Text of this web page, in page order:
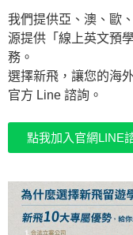
我們提供亞、澳、歐
源提供「線上英文預
務。
選擇新飛，讓您的海
官方 Line 諮詢。
點我加入官網LINE